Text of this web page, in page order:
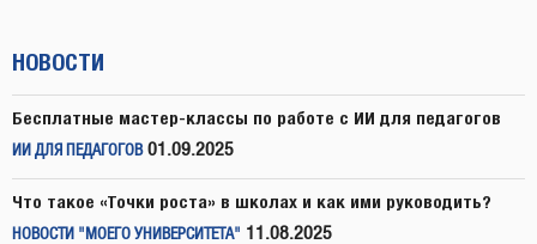
НОВОСТИ
Бесплатные мастер-классы по работе с ИИ для педагогов
ИИ ДЛЯ ПЕДАГОГОВ 01.09.2025
Что такое «Точки роста» в школах и как ими руководить?
НОВОСТИ "МОЕГО УНИВЕРСИТЕТА" 11.08.2025